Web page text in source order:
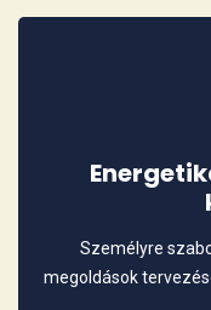
Személyre
megoldások